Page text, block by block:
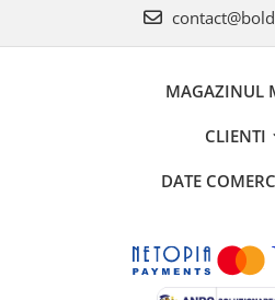
MAGAZINUL
CLIENTI
DATE